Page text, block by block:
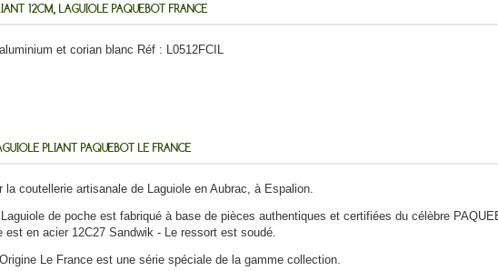
12CM, LAGUIOLE PAQUEBOT FRANCE
et corian blanc Réf : L0512FCIL
PLIANT PAQUEBOT LE FRANCE
la coutellerie artisanale de Laguiole en Aubrac, à Espalion.
de poche est fabriqué à base de pièces authentiques et certifiées du célèbre
est en acier 12C27 Sandwik - Le ressort est soudé.
Le France est une série spéciale de la gamme collection.